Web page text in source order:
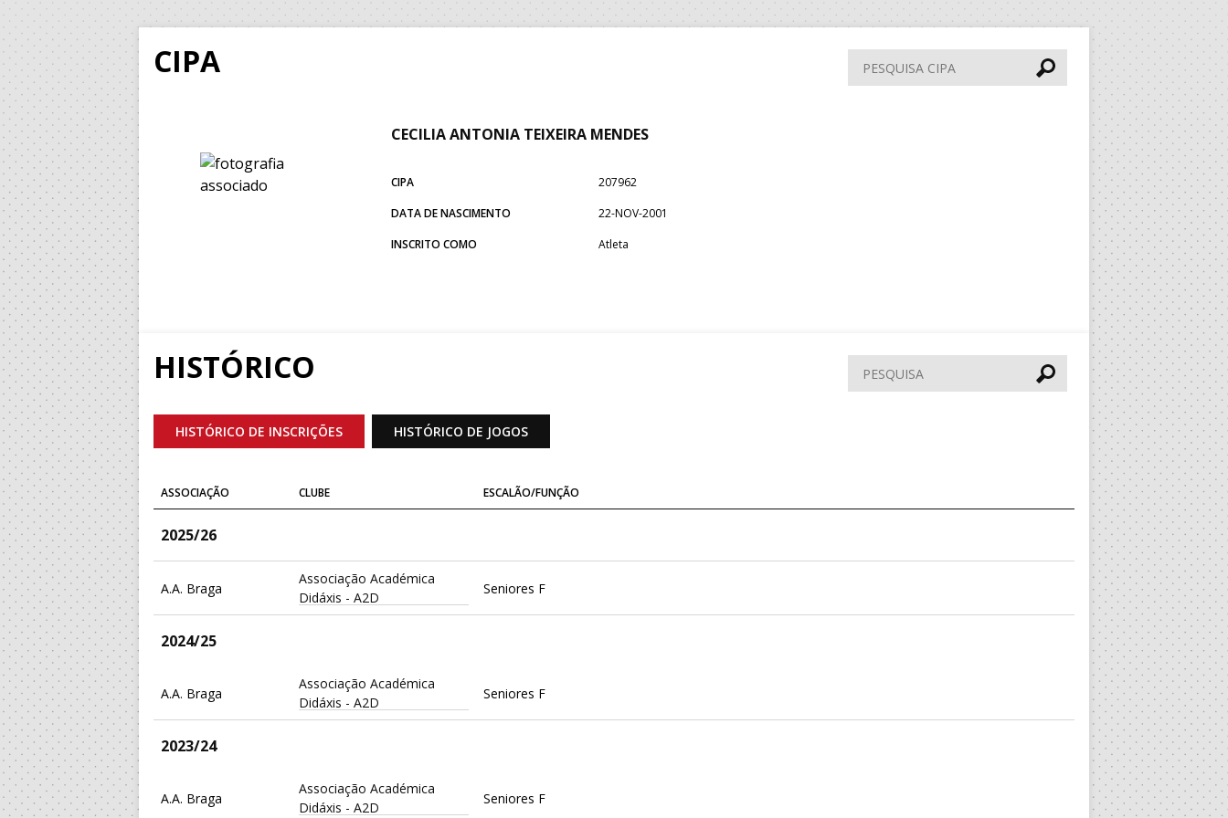
CIPA
Pesquisa
CIPA
CECILIA ANTONIA TEIXEIRA MENDES
CIPA
207962
DATA DE NASCIMENTO
22-NOV-2001
INSCRITO COMO
Atleta
HISTÓRICO Pesquisar
HISTÓRICO DE INSCRIÇÕES HISTÓRICO DE JOGOS
ASSOCIAÇÃO CLUBE ESCALÃO/FUNÇÃO
2025/26
A.A. Braga
Associação Académica
Didáxis - A2D
Seniores F
2024/25
A.A. Braga
Associação Académica
Didáxis - A2D
Seniores F
2023/24
A.A. Braga
Associação Académica
Didáxis - A2D
Seniores F